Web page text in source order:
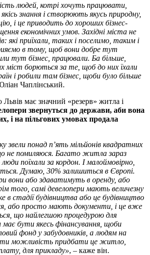
людей, котрі хочуть працювати,
знання і створюють якусь природну,
і це приводить до хороших бізнес-
економічних умов. Західні міста не
які приїхали, таких і поселимо, таким і
в тому, щоб вони добре тут
тут бізнес, працювали. Ба більше,
міст борються за те, щоб до них їхали
і робили там бізнес, щоби було більше
Чаплінський.
має значний «резерв» житла і
звернуться до держави, аби вона
і на пільгових умовах продала
звели понад п’ять мільйонів квадратних
не помиляюся. Багато житла зараз
поїхали за кордон. І малоймовірно,
Думаю, 30% залишиться в Європі.
вони або здаватимуть в оренду, або
того, самі девелопери мають величезну
в стадії будівництва або це будівництво
або просто мають документи, і це вже
що найлегшою процедурою для
бути якесь фінансування, щоби
фонд у забудовників, а людям на
можливість придбати це житло,
для прикладу», – каже він.